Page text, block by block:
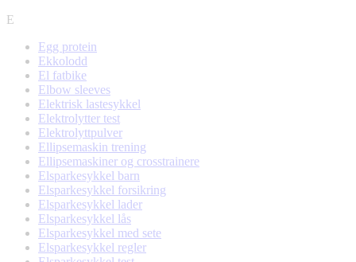
E
Egg protein
Ekkolodd
El fatbike
Elbow sleeves
Elektrisk lastesykkel
Elektrolytter test
Elektrolyttpulver
Ellipsemaskin trening
Ellipsemaskiner og crosstrainere
Elsparkesykkel barn
Elsparkesykkel forsikring
Elsparkesykkel lader
Elsparkesykkel lås
Elsparkesykkel med sete
Elsparkesykkel regler